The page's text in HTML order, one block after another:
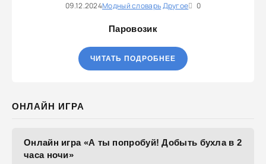
09.12.2024Модный словарьДругое 0
Паровозик
ЧИТАТЬ ПОДРОБНЕЕ
ОНЛАЙН ИГРА
Онлайн игра «А ты попробуй! Добыть бухла в 2
часа ночи»